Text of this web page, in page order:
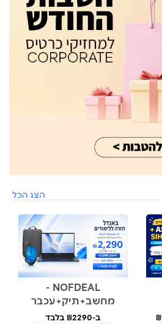
הצג הכל
NOFDEAL -
מחשב+תיק+עכבר
ב-₪2290 בלבד